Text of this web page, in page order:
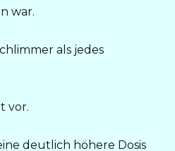
war.
als jedes
vor.
deutlich höhere Dosis